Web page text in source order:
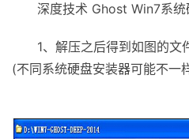
深度技术 Ghost Win7系统
1、解压之后得到如图的文
(不同系统硬盘安装器可能不一